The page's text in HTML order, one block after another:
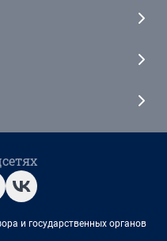
и государственных органов